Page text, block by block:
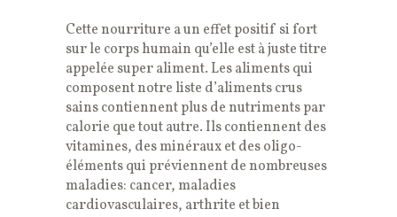
Cette nourriture a un effet positif si fort
sur le corps humain qu’elle est à juste titre
appelée super aliment. Les aliments qui
composent notre liste d’aliments crus
sains contiennent plus de nutriments par
calorie que tout autre. Ils contiennent des
vitamines, des minéraux et des oligo-
éléments qui préviennent de nombreuses
maladies: cancer, maladies
cardiovasculaires, arthrite et bien